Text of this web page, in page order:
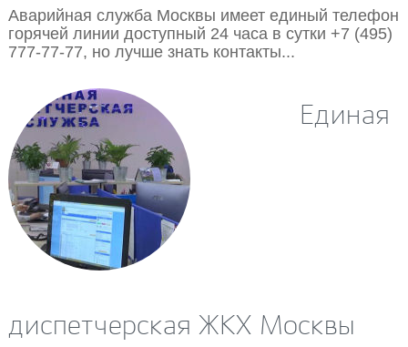
Аварийная служба Москвы имеет единый телефон
горячей линии доступный 24 часа в сутки +7 (495)
777-77-77, но лучше знать контакты...
Единая
диспетчерская ЖКХ Москвы